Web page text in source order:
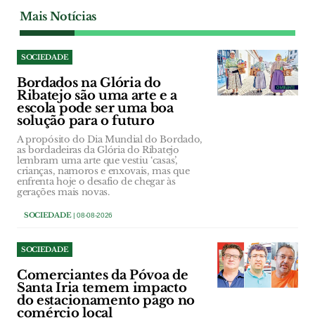
Mais Notícias
SOCIEDADE
Bordados na Glória do
Ribatejo são uma arte e a
escola pode ser uma boa
solução para o futuro
A propósito do Dia Mundial do Bordado,
as bordadeiras da Glória do Ribatejo
lembram uma arte que vestiu ‘casas’,
crianças, namoros e enxovais, mas que
enfrenta hoje o desafio de chegar às
gerações mais novas.
SOCIEDADE| 08-08-2026
SOCIEDADE
Comerciantes da Póvoa de
Santa Iria temem impacto
do estacionamento pago no
comércio local